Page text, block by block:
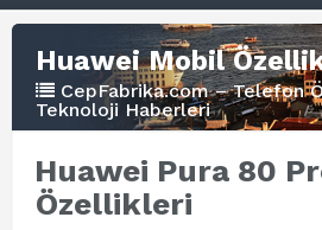
Huawei Mobil
CepFabrika.com – Telefon
Teknoloji Haberleri
Huawei Pura 80
Özellikleri